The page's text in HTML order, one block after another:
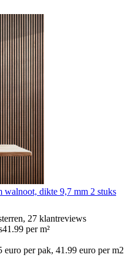
walnoot, dikte 9,7 mm 2 stuks
27 klantreviews
41.99 per m²
per pak, 41.99 euro per m2